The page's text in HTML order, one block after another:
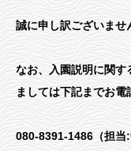
誠に申し訳ございませ
なお、入園説明に関す
ましては下記までお電
080-8391-1486（担当: